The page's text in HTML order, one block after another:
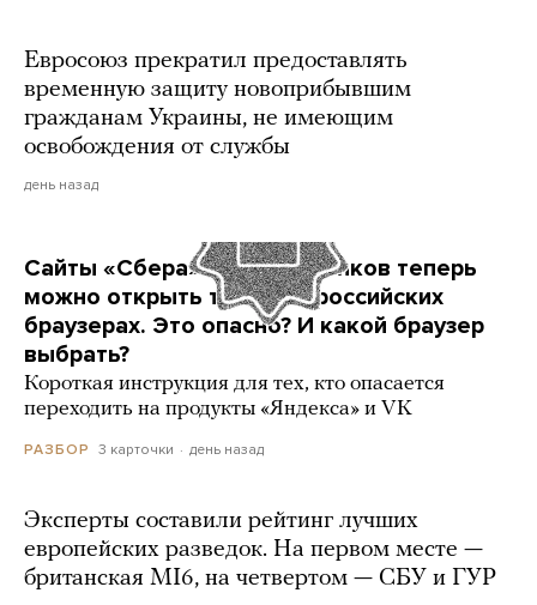
Евросоюз прекратил предоставлять
временную защиту новоприбывшим
гражданам Украины, не имеющим
освобождения от службы
день назад
Сайты «Сбера» и других банков теперь
можно открыть только в российских
браузерах. Это опасно? И какой браузер
выбрать?
Короткая инструкция для тех, кто опасается
переходить на продукты «Яндекса» и VK
РАЗБОР 3 карточки день назад
Эксперты составили рейтинг лучших
европейских разведок. На первом месте —
британская MI6, на четвертом — СБУ и ГУР